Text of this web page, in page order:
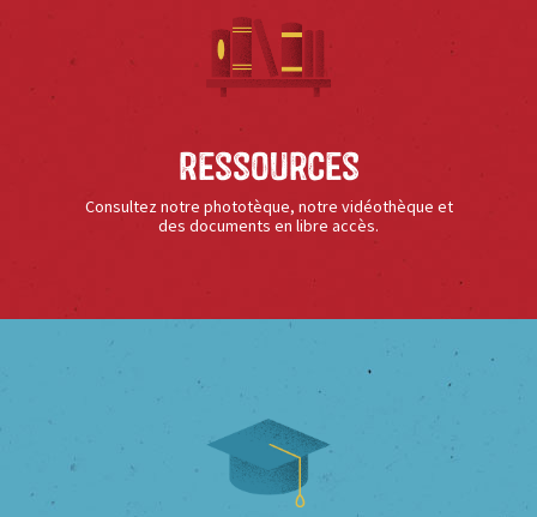
Ressources
Consultez notre phototèque, notre vidéothèque et
des documents en libre accès.